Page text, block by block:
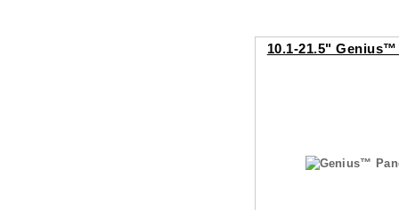
10.1-21.5" Genius™